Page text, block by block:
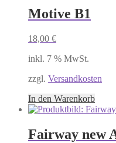
Motive B1
18,00 €
inkl. 7 % MwSt.
zzgl. Versandkosten
In den Warenkorb
Fairway new